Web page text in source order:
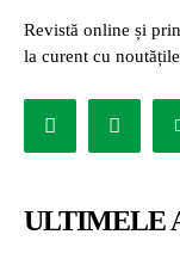
Revistă online și
la curent cu
ULTIMELE